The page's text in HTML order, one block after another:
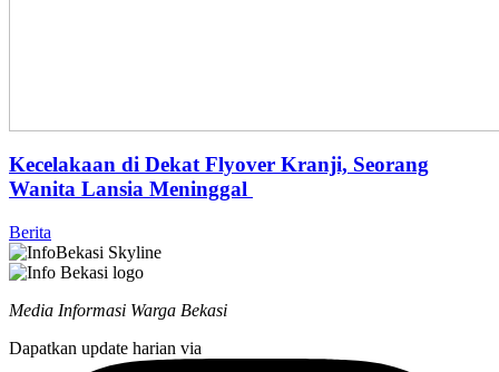
Kecelakaan di Dekat Flyover Kranji, Seorang
Wanita Lansia Meninggal
Berita
Media Informasi Warga Bekasi
Dapatkan update harian via